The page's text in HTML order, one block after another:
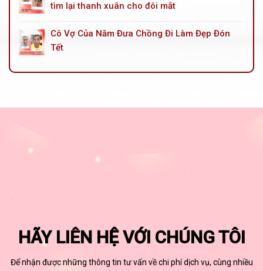
tìm lại thanh xuân cho đôi mắt
Cô Vợ Của Năm Đưa Chồng Đi Làm Đẹp Đón
Tết
HÃY LIÊN HỆ VỚI CHÚNG TÔI
Để nhận được những thông tin tư vấn về chi phí dịch vụ, cùng nhiều